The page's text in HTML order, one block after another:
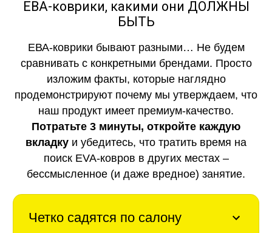
ЕВА-коврики, какими они ДОЛЖНЫ
БЫТЬ
ЕВА-коврики бывают разными… Не будем
сравнивать с конкретными брендами. Просто
изложим факты, которые наглядно
продемонстрируют почему мы утверждаем, что
наш продукт имеет премиум-качество.
Потратьте 3 минуты, откройте каждую
вкладку и убедитесь, что тратить время на
поиск EVA-ковров в других местах –
бессмысленное (и даже вредное) занятие.
Четко садятся по салону